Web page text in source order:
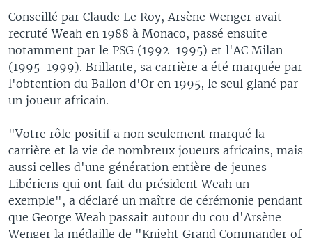
Conseillé par Claude Le Roy, Arsène Wenger avait
recruté Weah en 1988 à Monaco, passé ensuite
notamment par le PSG (1992-1995) et l'AC Milan
(1995-1999). Brillante, sa carrière a été marquée par
l'obtention du Ballon d'Or en 1995, le seul glané par
un joueur africain.
"Votre rôle positif a non seulement marqué la
carrière et la vie de nombreux joueurs africains, mais
aussi celles d'une génération entière de jeunes
Libériens qui ont fait du président Weah un
exemple", a déclaré un maître de cérémonie pendant
que George Weah passait autour du cou d'Arsène
Wenger la médaille de "Knight Grand Commander of